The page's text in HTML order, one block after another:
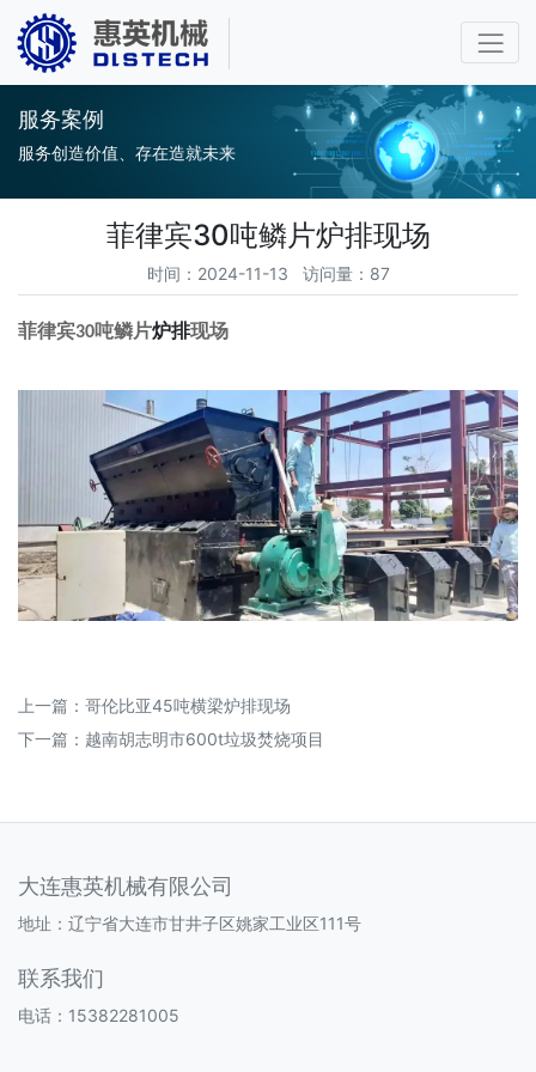
服务案例
服务创造价值、存在造就未来
菲律宾30吨鳞片炉排现场
时间：2024-11-13 访问量：87
菲律宾30吨鳞片炉排现场
上一篇： 哥伦比亚45吨横梁炉排现场
下一篇： 越南胡志明市600t垃圾焚烧项目
大连惠英机械有限公司
地址：辽宁省大连市甘井子区姚家工业区111号
联系我们
电话：15382281005